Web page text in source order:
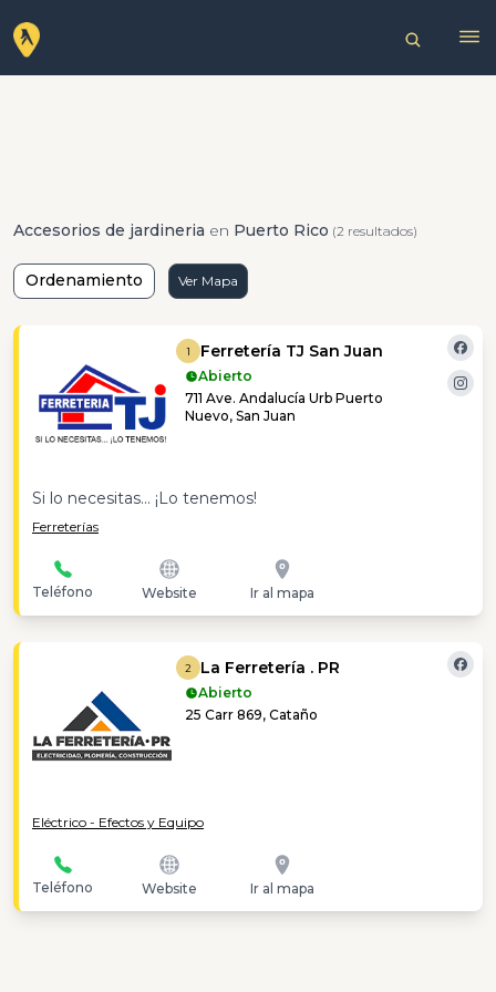
Accesorios de jardineria en Puerto Rico (2 resultados)
Ordenamiento Ver Mapa
1 Ferretería TJ San Juan
Abierto
711 Ave. Andalucía Urb Puerto
Nuevo, San Juan
Si lo necesitas... ¡Lo tenemos!
Ferreterías
Teléfono Website Ir al mapa
2 La Ferretería . PR
Abierto
25 Carr 869, Cataño
Eléctrico - Efectos y Equipo
Teléfono Website Ir al mapa